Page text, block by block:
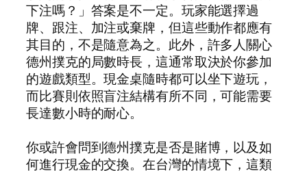
下注嗎？」答案是不一定。玩家能選擇過
牌、跟注、加注或棄牌，但這些動作都應有
其目的，不是隨意為之。此外，許多人關心
德州撲克的局數時長，這通常取決於你參加
的遊戲類型。現金桌隨時都可以坐下遊玩，
而比賽則依照盲注結構有所不同，可能需要
長達數小時的耐心。
你或許會問到德州撲克是否是賭博，以及如
何進行現金的交換。在台灣的情境下，這類